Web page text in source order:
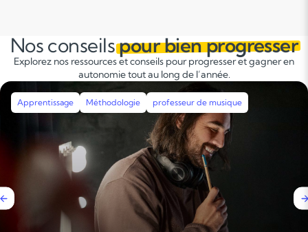
Nos conseilspour bien progresser
Explorez nos ressources et conseils pour progresser et gagner en
autonomie tout au long de l’année.
Apprentissage Méthodologie Révisions Stages intensifs